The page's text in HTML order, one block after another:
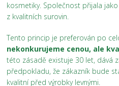
kosmetiky. Společnost přijala
z kvalitních surovin.
Tento princip je preferován po
nekonkurujeme cenou, ale
této zásadě existuje 30 let, dává
předpokladu, že zákazník bude
kvalitní před výrobky levnými.